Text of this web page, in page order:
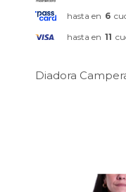
hasta en 6
hasta en 11
Diadora